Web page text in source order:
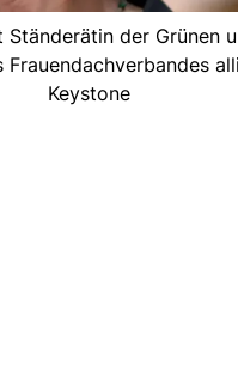
Ständerätin der Grünen
Frauendachverbandes
Keystone